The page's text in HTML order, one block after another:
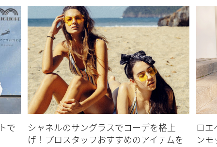
で
シャネルのサングラスでコーデを格上
げ！プロスタッフおすすめのアイテムを
ロエ
ンモ